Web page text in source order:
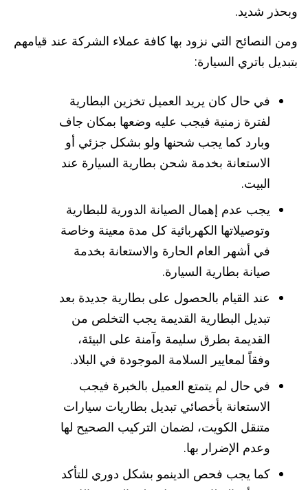
وبحذر شديد.
ومن النصائح التي نزود بها كافة عملاء الشركة عند قيامهم
بتبديل باتري السيارة:
في حال كان يريد العميل تخزين البطارية
لفترة زمنية فيجب عليه وضعها بمكان جاف
وبارد كما يجب شحنها ولو بشكل جزئي أو
الاستعانة بخدمة شحن بطارية السيارة عند
البيت.
يجب عدم إهمال الصيانة الدورية للبطارية
وتوصيلاتها الكهربائية كل مدة معينة وخاصة
في أشهر العام الحارة والاستعانة بخدمة
صيانة بطارية السيارة.
عند القيام بالحصول على بطارية جديدة بعد
تبديل البطارية القديمة يجب التخلص من
القديمة بطرق سليمة وآمنة على البيئة،
وفقاً لمعايير السلامة الموجودة في البلاد.
في حال لم يتمتع العميل بالخبرة فيجب
الاستعانة بأخصائي تبديل بطاريات سيارات
متنقل الكويت، لضمان التركيب الصحيح لها
وعدم الإضرار بها.
كما يجب فحص الدينمو بشكل دوري للتأكد